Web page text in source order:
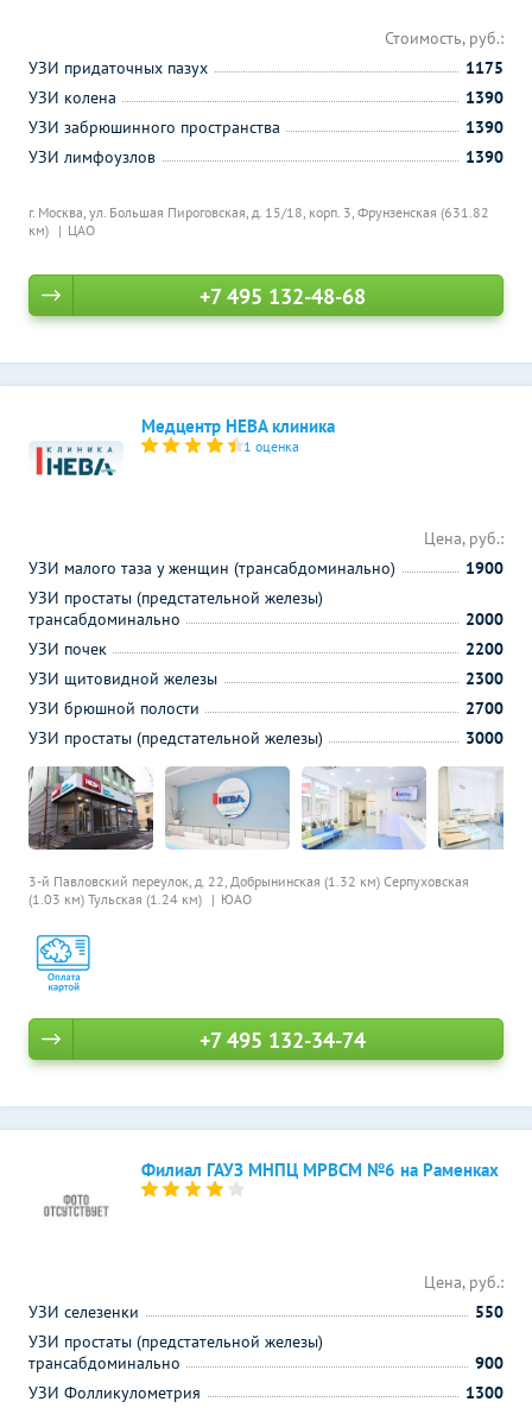
г. Москва, ул. Большая Пироговская, д. 15/18, корп. 3, Фрунзенская (631.82
км)
ЦАО
Стоимость, руб.:
УЗИ придаточных пазух
1175
УЗИ колена
1390
УЗИ забрюшинного пространства
1390
УЗИ лимфоузлов
1390
+7 495 132-48-68
Медцентр НЕВА клиника
1 оценка
3-й Павловский переулок, д. 22, Добрынинская (1.32 км) Серпуховская
(1.03 км) Тульская (1.24 км) ЮАО
Цена, руб.:
УЗИ малого таза у женщин (трансабдоминально)
1900
УЗИ простаты (предстательной железы)
трансабдоминально
2000
УЗИ почек
2200
УЗИ щитовидной железы
2300
УЗИ брюшной полости
2700
УЗИ простаты (предстательной железы)
3000
+7 495 132-34-74
Филиал ГАУЗ МНПЦ МРВСМ №6 на Раменках
Цена, руб.:
УЗИ селезенки
550
УЗИ простаты (предстательной железы)
трансабдоминально
900
УЗИ Фолликулометрия
1300